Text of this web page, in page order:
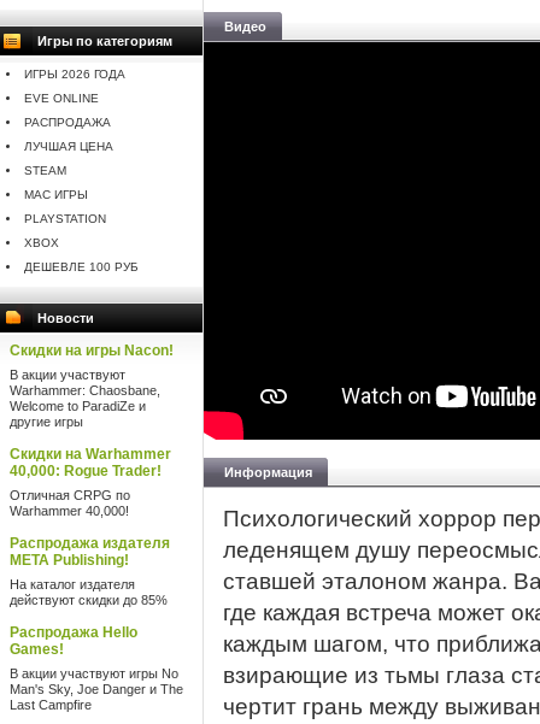
Игры по категориям
ИГРЫ 2026 ГОДА
EVE ONLINE
РАСПРОДАЖА
ЛУЧШАЯ ЦЕНА
STEAM
MAC ИГРЫ
PLAYSTATION
XBOX
ДЕШЕВЛЕ 100 РУБ
Новости
Скидки на игры Nacon!
В акции участвуют
Warhammer: Chaosbane,
Welcome to ParadiZe и
другие игры
Скидки на Warhammer
40,000: Rogue Trader!
Отличная CRPG по
Warhammer 40,000!
Распродажа издателя
META Publishing!
На каталог издателя
действуют скидки до 85%
Распродажа Hello
Games!
В акции участвуют игры No
Man's Sky, Joe Danger и The
Last Campfire
Видео
Информация
Психологический хоррор
леденящем душу
ставшей эталоном жанра.
где каждая встреча может
каждым шагом, что
взирающие из тьмы глаза
чертит грань между